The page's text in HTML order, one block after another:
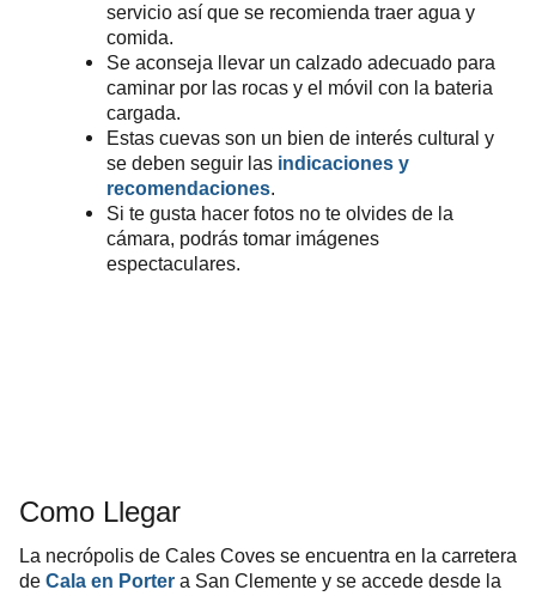
servicio así que se recomienda traer agua y
comida.
Se aconseja llevar un calzado adecuado para
caminar por las rocas y el móvil con la bateria
cargada.
Estas cuevas son un bien de interés cultural y
se deben seguir las indicaciones y
recomendaciones.
Si te gusta hacer fotos no te olvides de la
cámara, podrás tomar imágenes
espectaculares.
Como Llegar
La necrópolis de Cales Coves se encuentra en la carretera
de Cala en Porter a San Clemente y se accede desde la